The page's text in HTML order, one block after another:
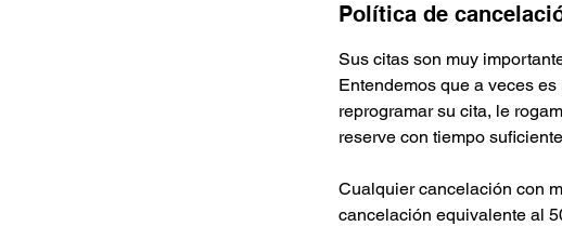
Política de
Sus citas son muy
Entendemos que a veces
reprogramar su cita, le
reserve con tiempo
Cualquier cancelación con
cancelación equivalente al